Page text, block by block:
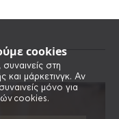
cookies
στη
και μάρκετινγκ. Αν
μόνο για
cookies.